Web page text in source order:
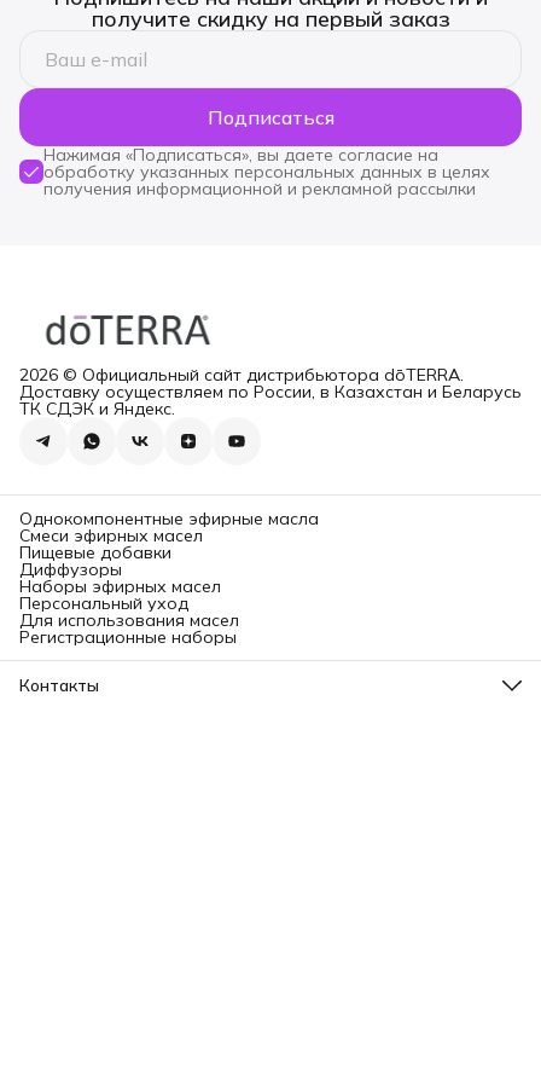
получите скидку на первый заказ
Подписаться
Нажимая «Подписаться», вы даете согласие на
обработку указанных персональных данных в целях
получения информационной и рекламной рассылки
2026 © Официальный сайт дистрибьютора dōTERRA.
Доставку осуществляем по России, в Казахстан и Беларусь
ТК СДЭК и Яндекс.
Однокомпонентные эфирные масла
Смеси эфирных масел
Пищевые добавки
Диффузоры
Наборы эфирных масел
Персональный уход
Для использования масел
Регистрационные наборы
Контакты